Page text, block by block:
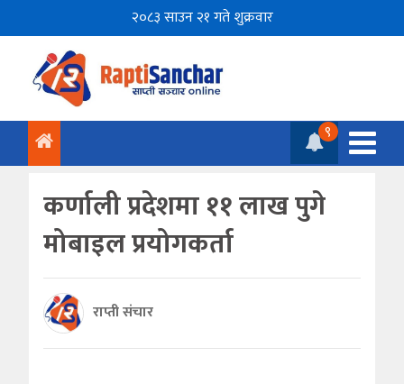
२०८३ साउन २१ गते शुक्रवार
९
कर्णाली प्रदेशमा ११ लाख पुगे
मोबाइल प्रयोगकर्ता
राप्ती संचार